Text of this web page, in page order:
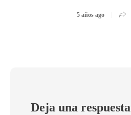
5 años ago
Deja una respuesta